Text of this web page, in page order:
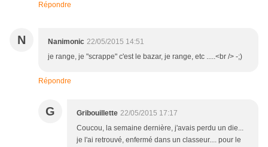
Répondre
N Nanimonic 22/05/2015 14:51
je range, je "scrappe" c'est le bazar, je range, etc .....<br /> -;)
Répondre
G Gribouillette 22/05/2015 17:17
Coucou, la semaine dernière, j'avais perdu un die...
je l'ai retrouvé, enfermé dans un classeur.... pour le